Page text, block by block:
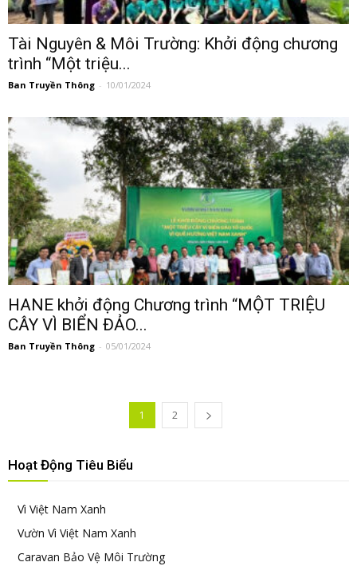
Tài Nguyên & Môi Trường: Khởi động chương
trình “Một triệu...
Ban Truyền Thông - 10/01/2024
HANE khởi động Chương trình “MỘT TRIỆU
CÂY VÌ BIỂN ĐẢO...
Ban Truyền Thông - 05/01/2024
1 2
Hoạt Động Tiêu Biểu
Vì Việt Nam Xanh
Vườn Vì Việt Nam Xanh
Caravan Bảo Vệ Môi Trường